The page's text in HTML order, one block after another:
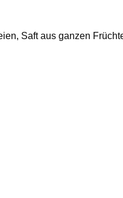
Saft aus ganzen